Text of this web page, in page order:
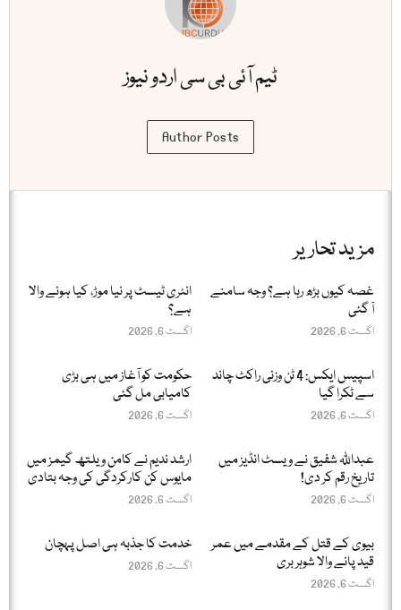
ٹیم آئی بی سی اردو نیوز
Author Posts
مزید تحاریر
غصہ کیوں بڑھ رہا ہے؟ وجہ سامنے
آ گئی
اگست 6, 2026
انٹری ٹیسٹ پر نیا موڑ، کیا ہونے والا
ہے؟
اگست 6, 2026
اسپیس ایکس: 4 ٹن وزنی راکٹ چاند
سے ٹکرا گیا
اگست 6, 2026
حکومت کو آغاز میں ہی بڑی
کامیابی مل گئی
اگست 6, 2026
عبداللّٰہ شفیق نے ویسٹ انڈیز میں
تاریخ رقم کر دی!
اگست 6, 2026
ارشد ندیم نے کامن ویلتھ گیمز میں
مایوس کن کارکردگی کی وجہ بتادی
اگست 6, 2026
بیوی کے قتل کے مقدمے میں عمر
قید پانے والا شوہر بری
اگست 6, 2026
خدمت کا جذبہ ہی اصل پہچان
اگست 6, 2026